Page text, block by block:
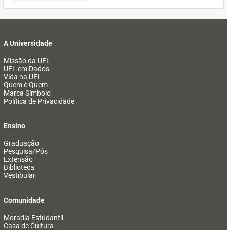
A Universidade
Missão da UEL
UEL em Dados
Vida na UEL
Quem é Quem
Marca Símbolo
Política de Privacidade
Ensino
Graduação
Pesquisa/Pós
Extensão
Biblioteca
Vestibular
Comunidade
Moradia Estudantil
Casa de Cultura